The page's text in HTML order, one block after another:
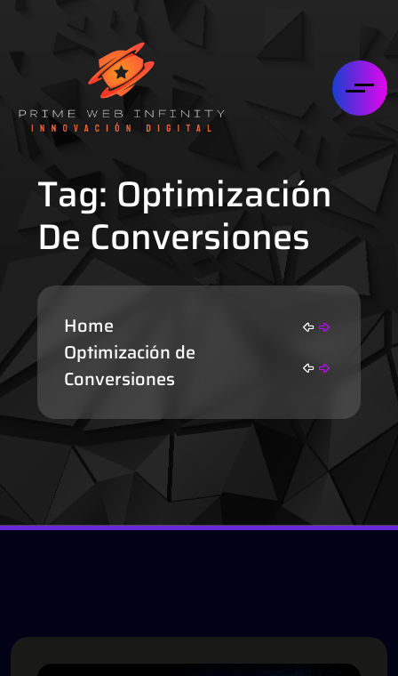
Tag: Optimización
De Conversiones
Home
Optimización de
Conversiones